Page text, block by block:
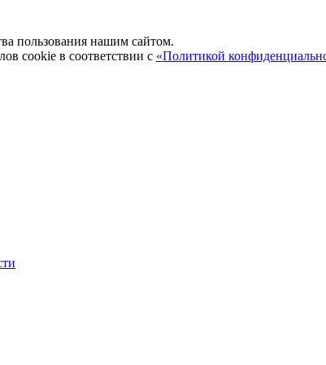
пользования нашим сайтом.
cookie в соответствии с «Политикой